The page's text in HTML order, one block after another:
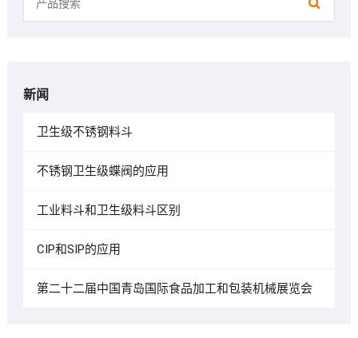
新闻
卫生级不锈钢料斗
不锈钢卫生级蝶阀的应用
工业料斗和卫生级料斗区别
CIP和SIP的应用
第二十二届中国青岛国际食品加工和包装机械展览会